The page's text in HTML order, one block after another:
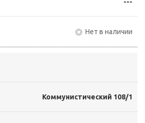
Нет в наличии
Коммунистический 108/1